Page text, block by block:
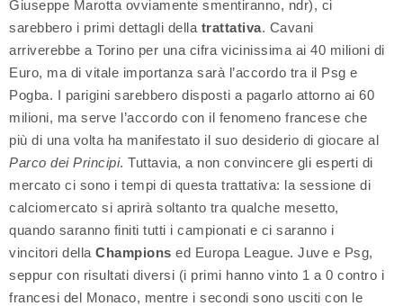
Giuseppe Marotta ovviamente smentiranno, ndr), ci
sarebbero i primi dettagli della trattativa. Cavani
arriverebbe a Torino per una cifra vicinissima ai 40 milioni di
Euro, ma di vitale importanza sarà l’accordo tra il Psg e
Pogba. I parigini sarebbero disposti a pagarlo attorno ai 60
milioni, ma serve l’accordo con il fenomeno francese che
più di una volta ha manifestato il suo desiderio di giocare al
Parco dei Principi. Tuttavia, a non convincere gli esperti di
mercato ci sono i tempi di questa trattativa: la sessione di
calciomercato si aprirà soltanto tra qualche mesetto,
quando saranno finiti tutti i campionati e ci saranno i
vincitori della Champions ed Europa League. Juve e Psg,
seppur con risultati diversi (i primi hanno vinto 1 a 0 contro i
francesi del Monaco, mentre i secondi sono usciti con le